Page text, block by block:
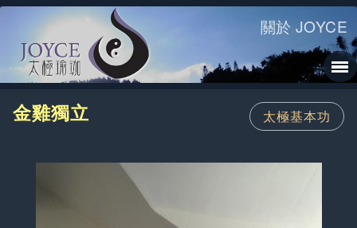
關於 JOYCE
太極基本功
金雞獨立